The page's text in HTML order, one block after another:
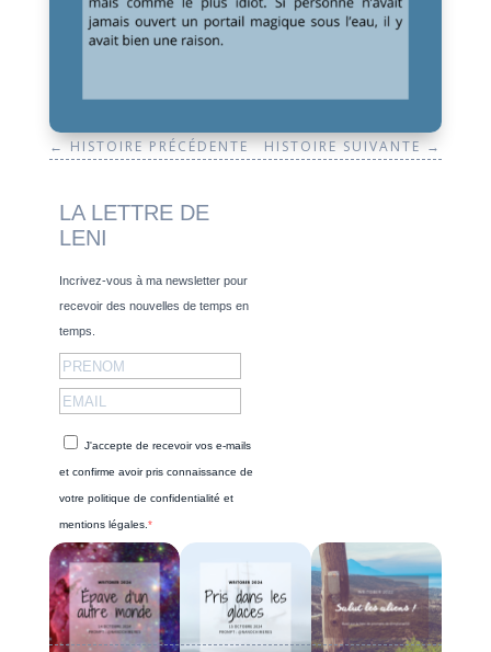
←HISTOIRE PRÉCÉDENTE HISTOIRE SUIVANTE→
LA LETTRE DE
LENI
Incrivez-vous à ma newsletter pour
recevoir des nouvelles de temps en
temps.
J'accepte de recevoir vos e-mails
et confirme avoir pris connaissance de
votre politique de confidentialité et
mentions légales.
S'INSCRIRE
DÉCOUVREZ D'AUTRES HISTOIRES